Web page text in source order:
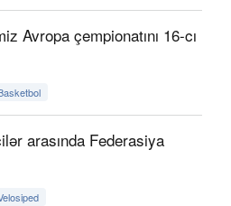
Avropa çempionatını 16-cı
arasında Federasiya